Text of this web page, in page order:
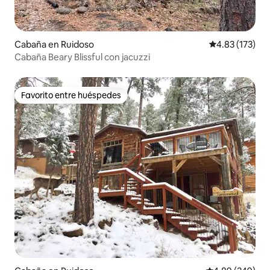
Cabaña en Ruidoso Calificación
4.83 (173)
Cabaña Beary Blissful con jacuzzi
Favorito entre huéspedes
Favorito entre huéspedes